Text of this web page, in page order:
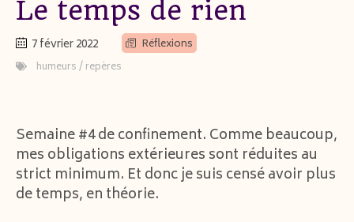
Le temps de rien
7 février 2022 Réflexions
humeurs/repères
Semaine #4 de confinement. Comme beaucoup,
mes obligations extérieures sont réduites au
strict minimum. Et donc je suis censé avoir plus
de temps, en théorie.